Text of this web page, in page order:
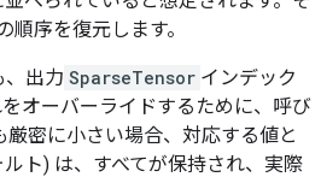
序を復元します。
、出力 SparseTensor インデック
オーバーライドするために、呼び
厳密に小さい場合、対応する値と
ト) は、すべてが保持され、実際